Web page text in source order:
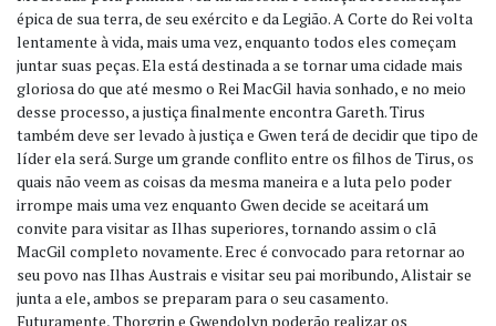
épica de sua terra, de seu exército e da Legião. A Corte do Rei volta
lentamente à vida, mais uma vez, enquanto todos eles começam
juntar suas peças. Ela está destinada a se tornar uma cidade mais
gloriosa do que até mesmo o Rei MacGil havia sonhado, e no meio
desse processo, a justiça finalmente encontra Gareth. Tirus
também deve ser levado à justiça e Gwen terá de decidir que tipo de
líder ela será. Surge um grande conflito entre os filhos de Tirus, os
quais não veem as coisas da mesma maneira e a luta pelo poder
irrompe mais uma vez enquanto Gwen decide se aceitará um
convite para visitar as Ilhas superiores, tornando assim o clã
MacGil completo novamente. Erec é convocado para retornar ao
seu povo nas Ilhas Austrais e visitar seu pai moribundo, Alistair se
junta a ele, ambos se preparam para o seu casamento.
Futuramente, Thorgrin e Gwendolyn poderão realizar os